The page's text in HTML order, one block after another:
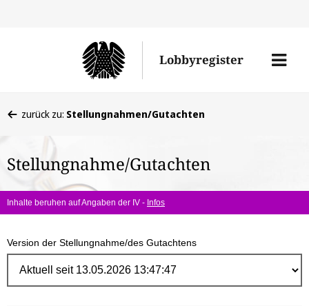
Lobbyregister
Menü
befinden
hier:
zurück zu: Stellungnahmen/Gutachten
Stellungnahme/Gutachten
Inhalte beruhen auf Angaben der IV - Infos
Version der Stellungnahme/des Gutachtens